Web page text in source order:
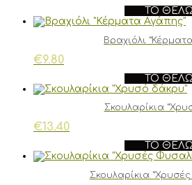
ΤΟ
Βραχιόλι
€9.80
ΤΟ
Σκουλαρίκια
€13.40
ΤΟ
Σκουλαρίκια